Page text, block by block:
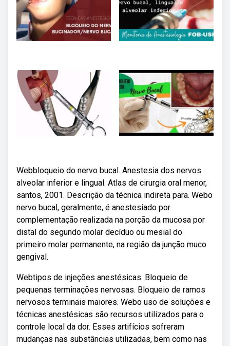
Webbloqueio do nervo bucal. Anestesia dos nervos
alveolar inferior e lingual. Atlas de cirurgia oral menor,
santos, 2001. Descrição da técnica indireta para. Webo
nervo bucal, geralmente, é anestesiado por
complementação realizada na porção da mucosa por
distal do segundo molar decíduo ou mesial do
primeiro molar permanente, na região da junção muco
gengival.
Webtipos de injeções anestésicas. Bloqueio de
pequenas terminações nervosas. Bloqueio de ramos
nervosos terminais maiores. Webo uso de soluções e
técnicas anestésicas são recursos utilizados para o
controle local da dor. Esses artifícios sofreram
mudanças nas substâncias utilizadas, bem como nas